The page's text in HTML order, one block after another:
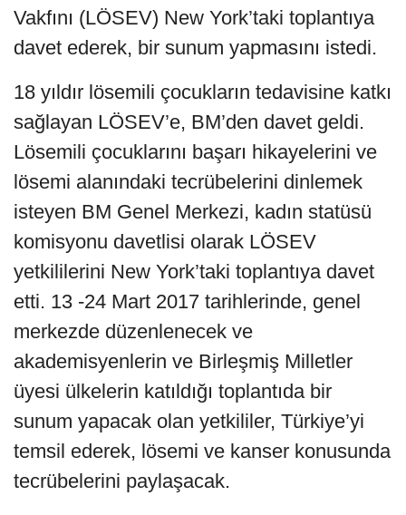
Vakfını (LÖSEV) New York’taki toplantıya
davet ederek, bir sunum yapmasını istedi.
18 yıldır lösemili çocukların tedavisine katkı
sağlayan LÖSEV’e, BM’den davet geldi.
Lösemili çocuklarını başarı hikayelerini ve
lösemi alanındaki tecrübelerini dinlemek
isteyen BM Genel Merkezi, kadın statüsü
komisyonu davetlisi olarak LÖSEV
yetkililerini New York’taki toplantıya davet
etti. 13 -24 Mart 2017 tarihlerinde, genel
merkezde düzenlenecek ve
akademisyenlerin ve Birleşmiş Milletler
üyesi ülkelerin katıldığı toplantıda bir
sunum yapacak olan yetkililer, Türkiye’yi
temsil ederek, lösemi ve kanser konusunda
tecrübelerini paylaşacak.